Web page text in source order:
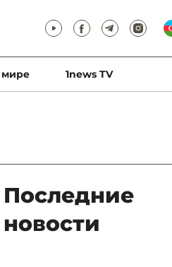
мире 1news TV
Последние
новости